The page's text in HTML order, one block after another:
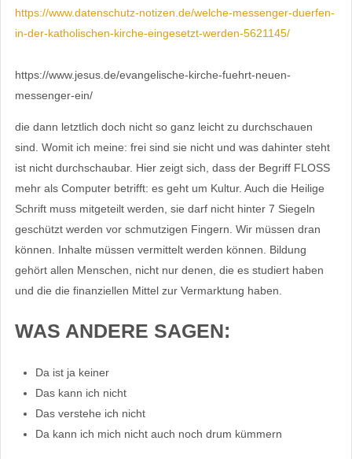
https://www.datenschutz-notizen.de/welche-messenger-duerfen-
in-der-katholischen-kirche-eingesetzt-werden-5621145/
https://www.jesus.de/evangelische-kirche-fuehrt-neuen-
messenger-ein/
die dann letztlich doch nicht so ganz leicht zu durchschauen
sind. Womit ich meine: frei sind sie nicht und was dahinter steht
ist nicht durchschaubar. Hier zeigt sich, dass der Begriff FLOSS
mehr als Computer betrifft: es geht um Kultur. Auch die Heilige
Schrift muss mitgeteilt werden, sie darf nicht hinter 7 Siegeln
geschützt werden vor schmutzigen Fingern. Wir müssen dran
können. Inhalte müssen vermittelt werden können. Bildung
gehört allen Menschen, nicht nur denen, die es studiert haben
und die die finanziellen Mittel zur Vermarktung haben.
WAS ANDERE SAGEN:
Da ist ja keiner
Das kann ich nicht
Das verstehe ich nicht
Da kann ich mich nicht auch noch drum kümmern